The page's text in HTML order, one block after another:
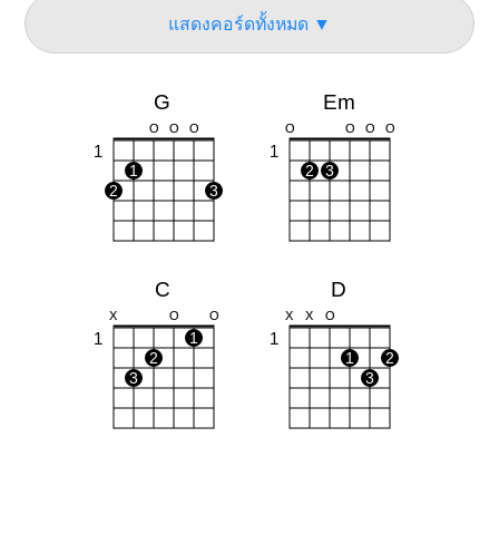
แสดงคอร์ดทั้งหมด ▼
G
O O O
1
1
2
3
Em
O O O O
1
2 3
C
X O O
1
1
2
3
D
X X O
1
1
2
3